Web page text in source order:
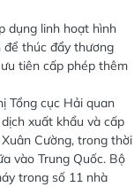
dụng linh hoạt hình
để thúc đẩy thương
tiên cấp phép thêm
Tổng cục Hải quan
xuất khẩu và cấp
Cường, trong thời
vào Trung Quốc. Bộ
trong số 11 nhà